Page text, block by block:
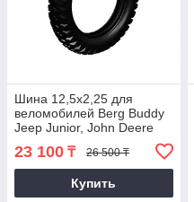
Шина 12,5x2,25 для
веломобилей Berg Buddy
Jeep Junior, John Deere
23 100 ₸ 26 500 ₸
Купить